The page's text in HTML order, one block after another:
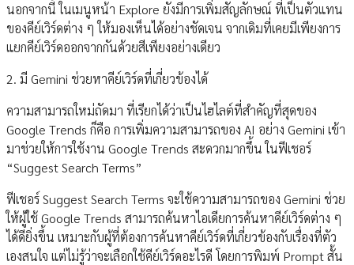
นอกจากนี้ ในเมนูหน้า Explore ยังมีการเพิ่มสัญลักษณ์ ที่เป็นตัวแทน
ของคีย์เวิร์ดต่าง ๆ ให้มองเห็นได้อย่างชัดเจน จากเดิมที่เคยมีเพียงการ
แยกคีย์เวิร์ดออกจากกันด้วยสีเพียงอย่างเดียว
2. มี Gemini ช่วยหาคีย์เวิร์ดที่เกี่ยวข้องได้
ความสามารถใหม่ถัดมา ที่เรียกได้ว่าเป็นไฮไลต์ที่สำคัญที่สุดของ
Google Trends ก็คือ การเพิ่มความสามารถของ AI อย่าง Gemini เข้า
มาช่วยให้การใช้งาน Google Trends สะดวกมากขึ้น ในฟีเชอร์
“Suggest Search Terms”
ฟีเชอร์ Suggest Search Terms จะใช้ความสามารถของ Gemini ช่วย
ให้ผู้ใช้ Google Trends สามารถค้นหาไอเดียการค้นหาคีย์เวิร์ดต่าง ๆ
ได้ดียิ่งขึ้น เหมาะกับผู้ที่ต้องการค้นหาคีย์เวิร์ดที่เกี่ยวข้องกับเรื่องที่ตัว
เองสนใจ แต่ไม่รู้ว่าจะเลือกใช้คีย์เวิร์ดอะไรดี โดยการพิมพ์ Prompt สั้น